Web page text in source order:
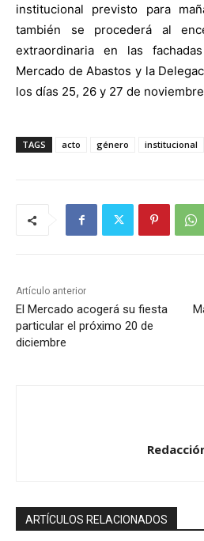
institucional previsto para
también se procederá al
extraordinaria en las
Mercado de Abastos y la
los días 25, 26 y 27 de
TAGS acto género institucional
Artículo anterior
El Mercado acogerá su fiesta
particular el próximo 20 de
diciembre
ARTÍCULOS RELACIONADOS